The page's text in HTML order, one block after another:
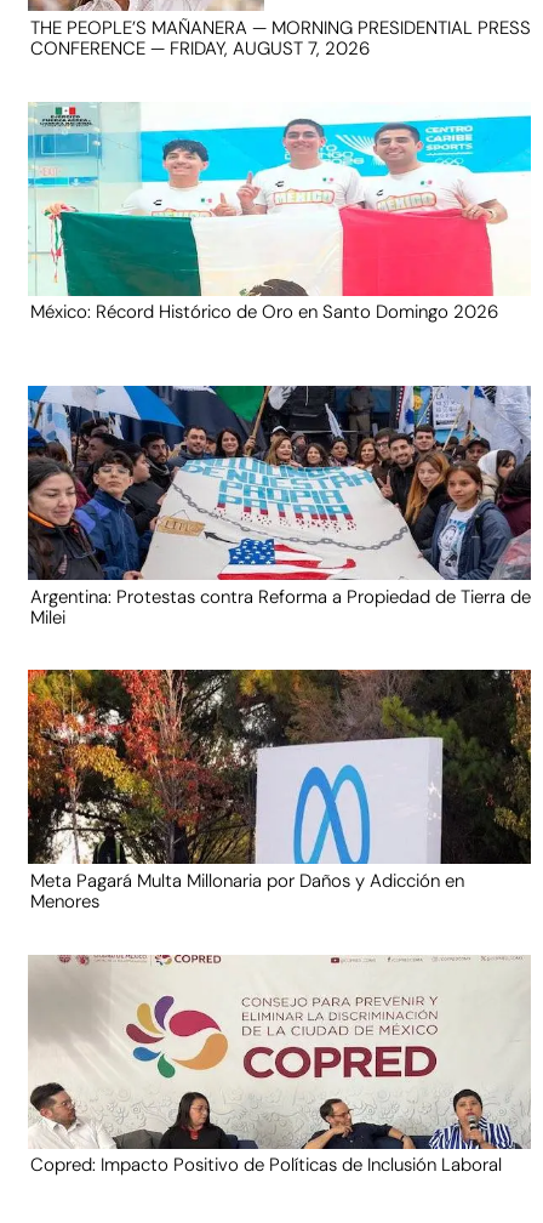
THE PEOPLE’S MAÑANERA — MORNING PRESIDENTIAL PRESS
CONFERENCE — FRIDAY, AUGUST 7, 2026
México: Récord Histórico de Oro en Santo Domingo 2026
Argentina: Protestas contra Reforma a Propiedad de Tierra de
Milei
Meta Pagará Multa Millonaria por Daños y Adicción en
Menores
Copred: Impacto Positivo de Políticas de Inclusión Laboral